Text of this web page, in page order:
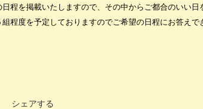
程を掲載いたしますので、その中からご都合のいい日
程度を予定しておりますのでご希望の日程にお答えで
シェアする